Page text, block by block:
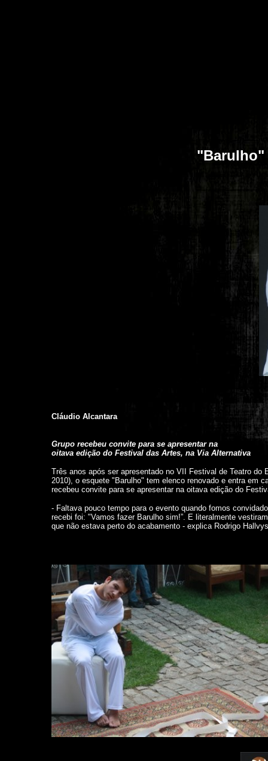
"Barulho"
Cláudio Alcantara
Grupo recebeu convite para se apresentar na
oitava edição do Festival das Artes, na Via Alternativa
Três anos após ser apresentado no VII Festival de Teatro
2010), o esquete "Barulho" tem elenco renovado e entra em
recebeu convite para se apresentar na oitava edição do
- Faltava pouco tempo para o evento quando fomos
recebi foi: "Vamos fazer Barulho sim!”. E literalmente
que não estava perto do acabamento - explica Rodrigo